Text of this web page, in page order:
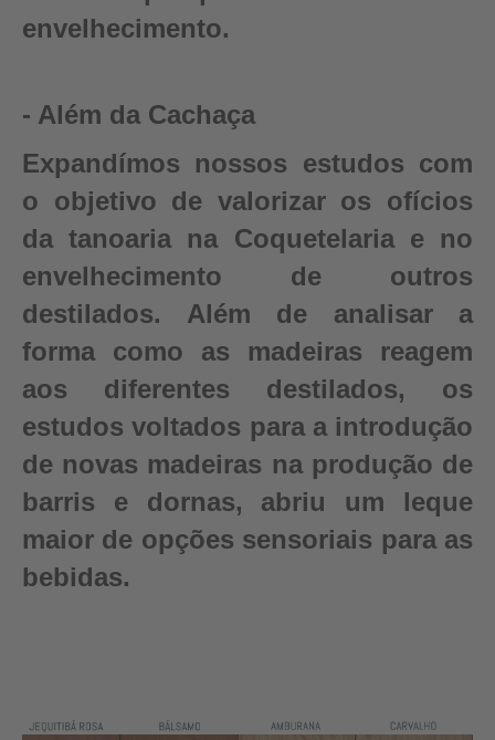
envelhecimento.
- Além da Cachaça
Expandímos nossos estudos com
o objetivo de valorizar os ofícios
da tanoaria na Coquetelaria e no
envelhecimento de outros
destilados. Além de analisar a
forma como as madeiras reagem
aos diferentes destilados, os
estudos voltados para a introdução
de novas madeiras na produção de
barris e dornas, abriu um leque
maior de opções sensoriais para as
bebidas.